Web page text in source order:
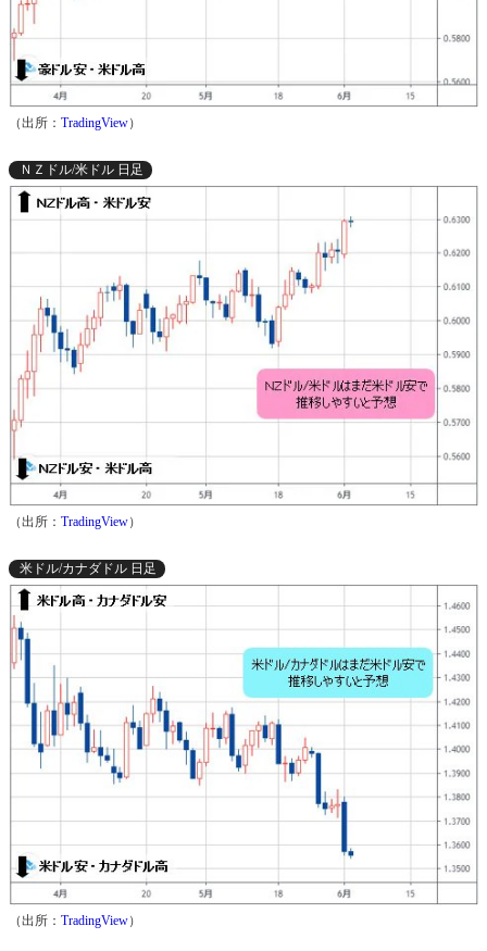
（出所： TradingView）
ＮＺドル/米ドル 日足
（出所： TradingView）
米ドル/カナダドル 日足
（出所： TradingView）